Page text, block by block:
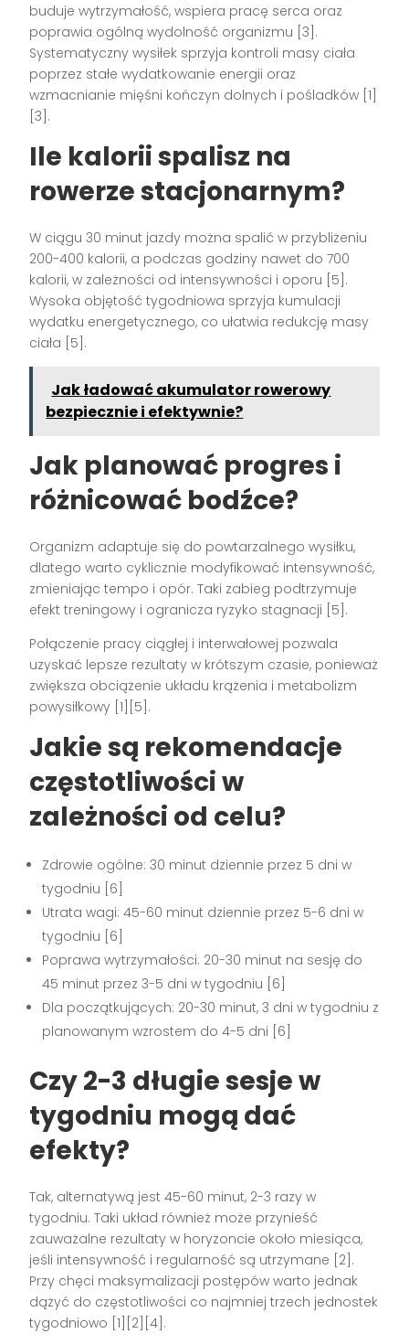
buduje wytrzymałość, wspiera pracę serca oraz
poprawia ogólną wydolność organizmu [3].
Systematyczny wysiłek sprzyja kontroli masy ciała
poprzez stałe wydatkowanie energii oraz
wzmacnianie mięśni kończyn dolnych i pośladków [1]
[3].
Ile kalorii spalisz na
rowerze stacjonarnym?
W ciągu 30 minut jazdy można spalić w przybliżeniu
200-400 kalorii, a podczas godziny nawet do 700
kalorii, w zależności od intensywności i oporu [5].
Wysoka objętość tygodniowa sprzyja kumulacji
wydatku energetycznego, co ułatwia redukcję masy
ciała [5].
Jak ładować akumulator rowerowy
bezpiecznie i efektywnie?
Jak planować progres i
różnicować bodźce?
Organizm adaptuje się do powtarzalnego wysiłku,
dlatego warto cyklicznie modyfikować intensywność,
zmieniając tempo i opór. Taki zabieg podtrzymuje
efekt treningowy i ogranicza ryzyko stagnacji [5].
Połączenie pracy ciągłej i interwałowej pozwala
uzyskać lepsze rezultaty w krótszym czasie, ponieważ
zwiększa obciążenie układu krążenia i metabolizm
powysiłkowy [1][5].
Jakie są rekomendacje
częstotliwości w
zależności od celu?
Zdrowie ogólne: 30 minut dziennie przez 5 dni w
tygodniu [6]
Utrata wagi: 45-60 minut dziennie przez 5-6 dni w
tygodniu [6]
Poprawa wytrzymałości: 20-30 minut na sesję do
45 minut przez 3-5 dni w tygodniu [6]
Dla początkujących: 20-30 minut, 3 dni w tygodniu z
planowanym wzrostem do 4-5 dni [6]
Czy 2-3 długie sesje w
tygodniu mogą dać
efekty?
Tak, alternatywą jest 45-60 minut, 2-3 razy w
tygodniu. Taki układ również może przynieść
zauważalne rezultaty w horyzoncie około miesiąca,
jeśli intensywność i regularność są utrzymane [2].
Przy chęci maksymalizacji postępów warto jednak
dążyć do częstotliwości co najmniej trzech jednostek
tygodniowo [1][2][4].